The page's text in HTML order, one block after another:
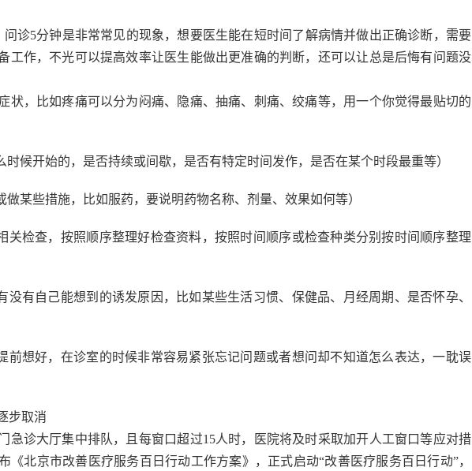
诊5分钟是非常常见的现象，想要医生能在短时间了解病情并做出正确诊断，需要
工作，不光可以提高效率让医生能做出更准确的判断，还可以让总是后悔有问题没
状，比如疼痛可以分为闷痛、隐痛、抽痛、刺痛、绞痛等，用一个你觉得最贴切的
时候开始的，是否持续或间歇，是否有特定时间发作，是否在某个时段最重等）
做某些措施，比如服药，要说明药物名称、剂量、效果如何等）
关检查，按照顺序整理好检查资料，按照时间顺序或检查种类分别按时间顺序整理
没有自己能想到的诱发原因，比如某些生活习惯、保健品、月经周期、是否怀孕、
前想好，在诊室的时候非常容易紧张忘记问题或者想问却不知道怎么表达，一耽误
步取消
急诊大厅集中排队，且每窗口超过15人时，医院将及时采取加开人工窗口等应对措
《北京市改善医疗服务百日行动工作方案》，正式启动“改善医疗服务百日行动”，